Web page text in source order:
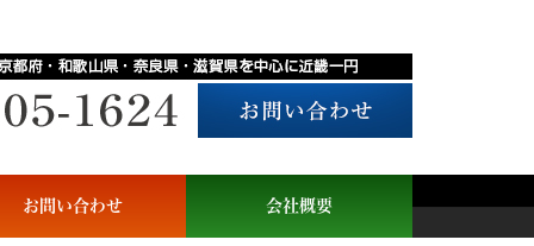
お問い合わせ 会社概要